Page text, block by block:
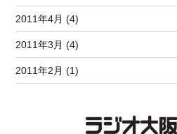
2011年4月 (4)
2011年3月 (4)
2011年2月 (1)